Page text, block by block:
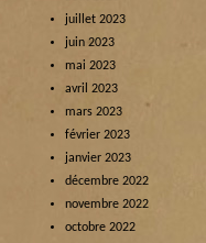
juillet 2023
juin 2023
mai 2023
avril 2023
mars 2023
février 2023
janvier 2023
décembre 2022
novembre 2022
octobre 2022